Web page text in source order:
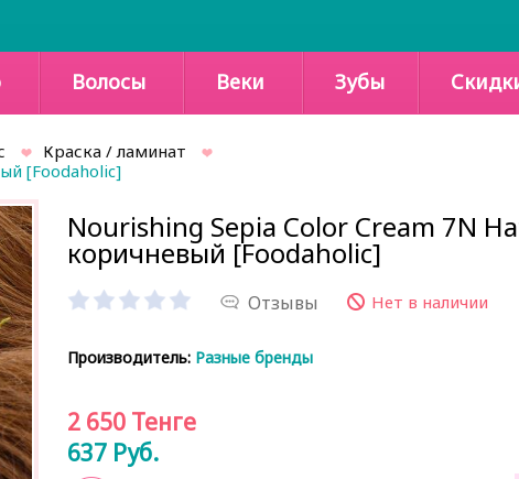
Волосы Веки Зубы
Краска / ламинат
[Foodaholic]
Nourishing Sepia Color Cream 7N
коричневый [Foodaholic]
Отзывы Нет в наличии
Производитель: Разные бренды
2 650 Тенге
637 Руб.